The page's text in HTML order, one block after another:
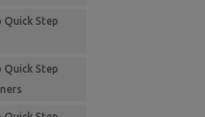
Quick Step
Quick Step